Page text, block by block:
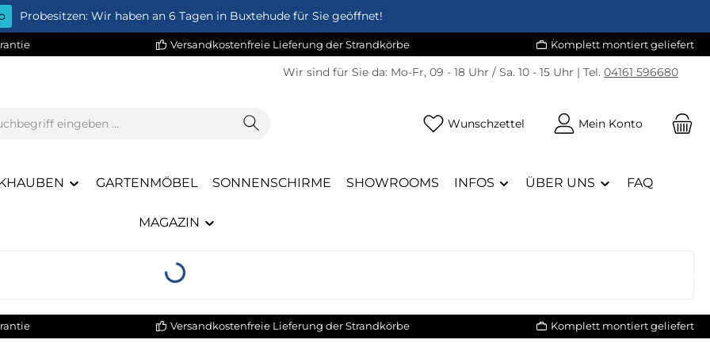
Probesitzen: Wir haben an 6 Tagen in Buxtehude für Sie geöffnet!
Versandkostenfreie Lieferung der Strandkörbe Komplett montiert geliefert
Wir sind für Sie da: Mo-Fr, 09 - 18 Uhr / Sa. 10 - 15 Uhr | Tel. 04161 596680
Wunschzettel Du hast 0 Produkte auf dem
Mein Konto
GARTENMÖBEL SONNENSCHIRME SHOWROOMS INFOS ÜBER UNS FAQ
MAGAZIN
Loading...
Versandkostenfreie Lieferung der Strandkörbe Komplett montiert geliefert